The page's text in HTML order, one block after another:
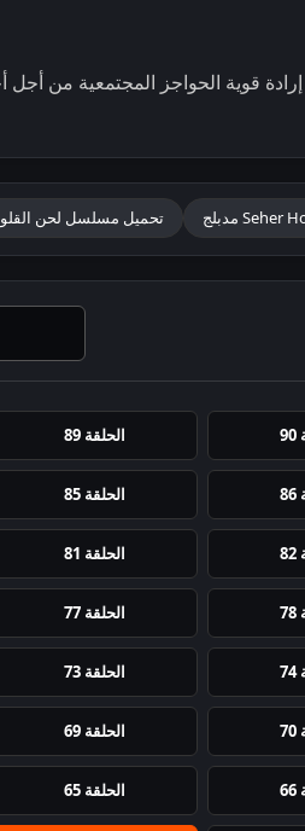
قوية الحواجز المجتمعية من أجل
تحميل مسلسل لحن
الحلقة 89
الحلقة 85
الحلقة 81
الحلقة 77
الحلقة 73
الحلقة 69
الحلقة 65